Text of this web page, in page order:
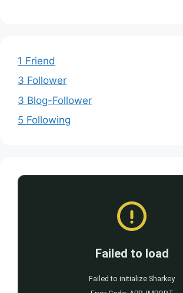
1 Friend
3 Follower
3 Blog-Follower
5 Following